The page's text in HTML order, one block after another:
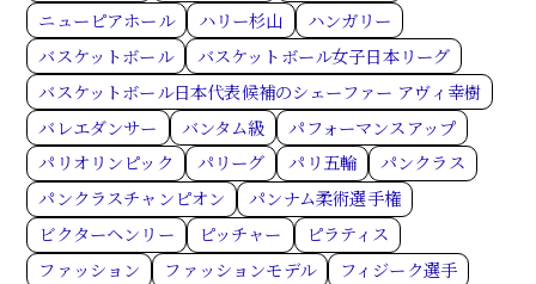
ニューピアホール
ハリー杉山
ハンガリー
バスケットボール
バスケットボール女子日本リーグ
バスケットボール日本代表候補のシェーファー アヴィ幸樹
バレエダンサー
バンタム級
パフォーマンスアップ
パリオリンピック
パリーグ パリ五輪
パンクラス
パンクラスチャンピオン
パンナム柔術選手権
ビクターヘンリー
ピッチャー
ピラティス
ファッション
ファッションモデル
フィジーク選手